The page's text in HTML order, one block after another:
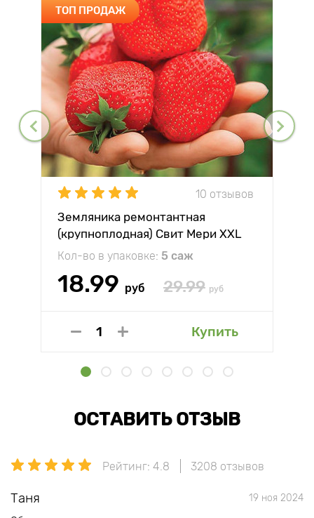
ТОП ПРОДАЖ
10 отзывов
Земляника ремонтантная
(крупноплодная) Свит Мери XXL
Кол-во в упаковке: 5 саж
18.99 руб 29.99 руб
Купить
ОСТАВИТЬ ОТЗЫВ
Рейтинг: 4.8 3208 отзывов
Таня 19 ноя 2024